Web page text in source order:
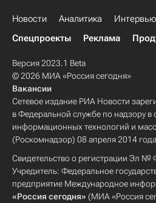
Новости Аналитика Интервью
Спецпроекты
Реклама
Версия 2023.1 Beta
© 2026 МИА «Россия сегодня»
Вакансии
Сетевое издание РИА Новости
в Федеральной службе по надзору в
информационных технологий и
(Роскомнадзор) 08 апреля 2014
Свидетельство о регистрации Эл
Учредитель: Федеральное
предприятие Международное
«Россия сегодня» (МИА «Россия